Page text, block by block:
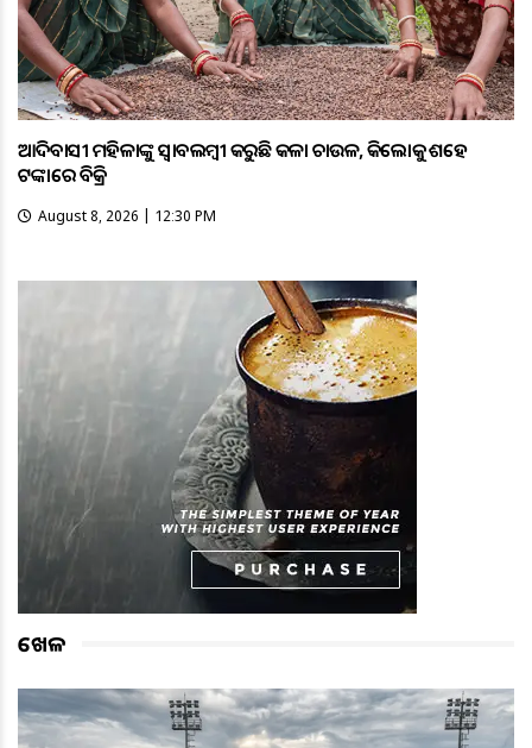
ଆଦିବାସୀ ମହିଳାଙ୍କୁ ସ୍ଵାବଲମ୍ଵୀ କରୁଛି କଳା ଚାଉଳ, କିଲୋକୁ ଶହେ
ଟଙ୍କାରେ ବିକ୍ରି
August 8, 2026 | 12:30 PM
ଖେଳ